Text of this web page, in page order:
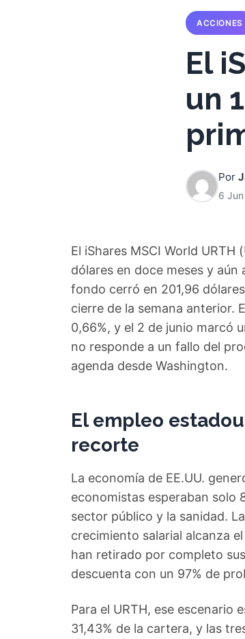
ACCIONES
El
un
Por
6
El iShares MSCI World
dólares en doce meses y
fondo cerró en 201,96
cierre de la semana anterior.
0,66%, y el 2 de junio marcó
no responde a un fallo del
agenda desde Washington.
El empleo
recorte
La economía de EE.UU.
economistas esperaban solo
sector público y la sanidad.
crecimiento salarial alcanza
han retirado por completo
descuenta con un 97% de
Para el URTH, ese escenario
31,43% de la cartera, y las